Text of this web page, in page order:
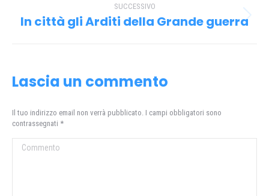
SUCCESSIVO
Prossimo
In città gli Arditi della Grande guerra
Lascia un commento
Il tuo indirizzo email non verrà pubblicato. I campi obbligatori sono
contrassegnati *
Commento